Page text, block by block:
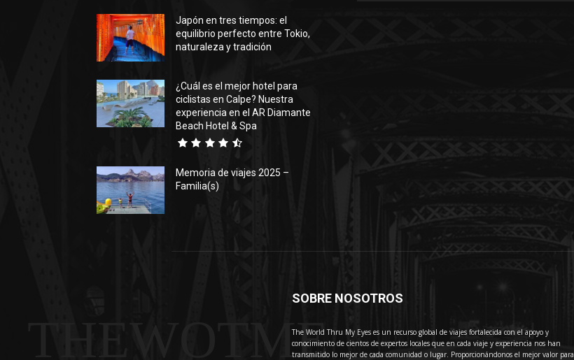
Japón en tres tiempos: el
equilibrio perfecto entre Tokio,
naturaleza y tradición
¿Cuál es el mejor hotel para
ciclistas en Calpe? Nuestra
experiencia en el AR Diamante
Beach Hotel & Spa
Memoria de viajes 2025 –
Familia(s)
THEWOTME
SOBRE NOSOTROS
The World Thru My Eyes es un recurso global de viajes fortalecida con el apoyo y
conocimiento de cientos de expertos locales que en cada viaje y experiencia nos han
transmitido lo mejor de cada comunidad o lugar. Proporcionándonos el mejor valor para